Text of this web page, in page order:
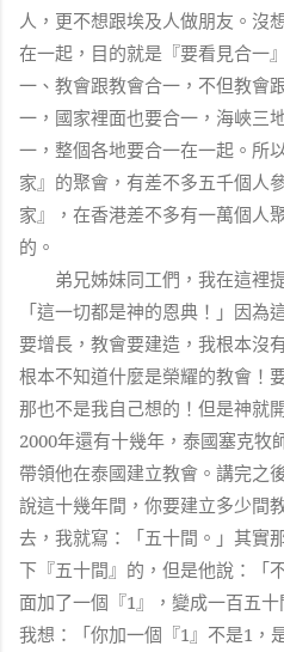
人，更不想跟埃及人做朋友。沒
在一起，目的就是『要看見合一
一、教會跟教會合一，不但教會
一，國家裡面也要合一，海峽三
一，整個各地要合一在一起。所
家』的聚會，有差不多五千個人
家』，在香港差不多有一萬個人
的。
弟兄姊妹同工們，我在這裡提
「這一切都是神的恩典！」因
要增長，教會要建造，我根本沒
根本不知道什麼是榮耀的教會！
那也不是我自己想的！但是神就
2000年還有十幾年，泰國塞克牧
帶領他在泰國建立教會。講完之
說這十幾年間，你要建立多少間
去，我就寫：「五十間。」其實
下『五十間』的，但是他說：「
面加了一個『1 』，變成一百五
我想：「你加一個『1 』不是1 ，